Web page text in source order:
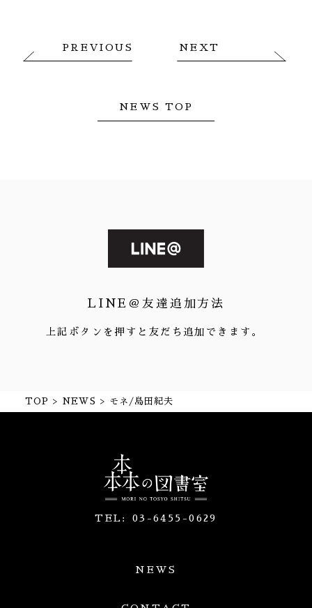
PREVIOUS
NEWS TOP
NEXT
LINE＠友達追加方法
上記ボタンを押すと友だち追加できます。
TOP NEWS モネ/島田紀夫
TEL: 03-6455-0629
NEWS